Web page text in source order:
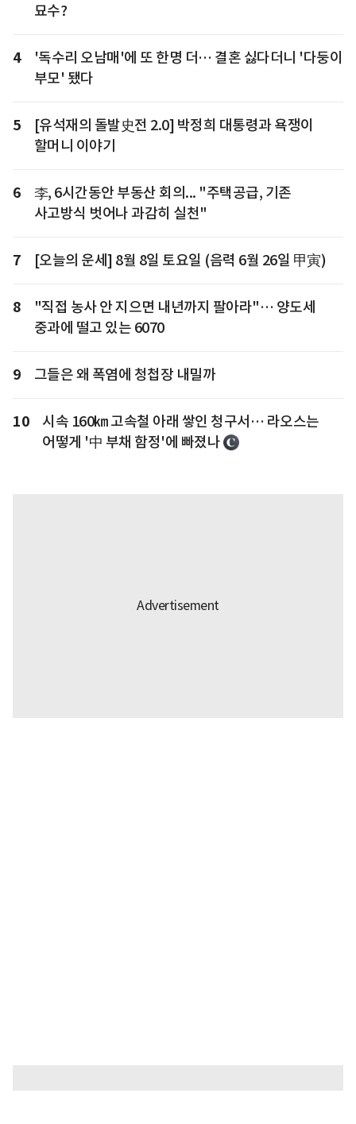
묘수?
4
'독수리 오남매'에 또 한명 더… 결혼 싫다더니 '다둥이
부모' 됐다
5
[유석재의 돌발史전 2.0] 박정희 대통령과 욕쟁이
할머니 이야기
6
李, 6시간동안 부동산 회의... "주택공급, 기존
사고방식 벗어나 과감히 실천"
7 [오늘의 운세] 8월 8일 토요일 (음력 6월 26일 甲寅)
8
"직접 농사 안 지으면 내년까지 팔아라"… 양도세
중과에 떨고 있는 6070
9 그들은 왜 폭염에 청첩장 내밀까
10
시속 160㎞ 고속철 아래 쌓인 청구서… 라오스는
어떻게 '中 부채 함정'에 빠졌나